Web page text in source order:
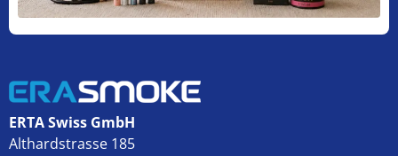
ERTA Swiss GmbH
Althardstrasse 185